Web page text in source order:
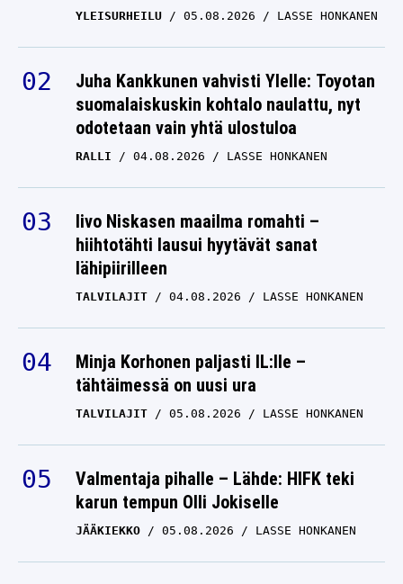
YLEISURHEILU 05.08.2026 LASSE HONKANEN
Juha Kankkunen vahvisti Ylelle: Toyotan
suomalaiskuskin kohtalo naulattu, nyt
odotetaan vain yhtä ulostuloa
RALLI 04.08.2026 LASSE HONKANEN
Iivo Niskasen maailma romahti –
hiihtotähti lausui hyytävät sanat
lähipiirilleen
TALVILAJIT 04.08.2026 LASSE HONKANEN
Minja Korhonen paljasti IL:lle –
tähtäimessä on uusi ura
TALVILAJIT 05.08.2026 LASSE HONKANEN
Valmentaja pihalle – Lähde: HIFK teki
karun tempun Olli Jokiselle
JÄÄKIEKKO 05.08.2026 LASSE HONKANEN